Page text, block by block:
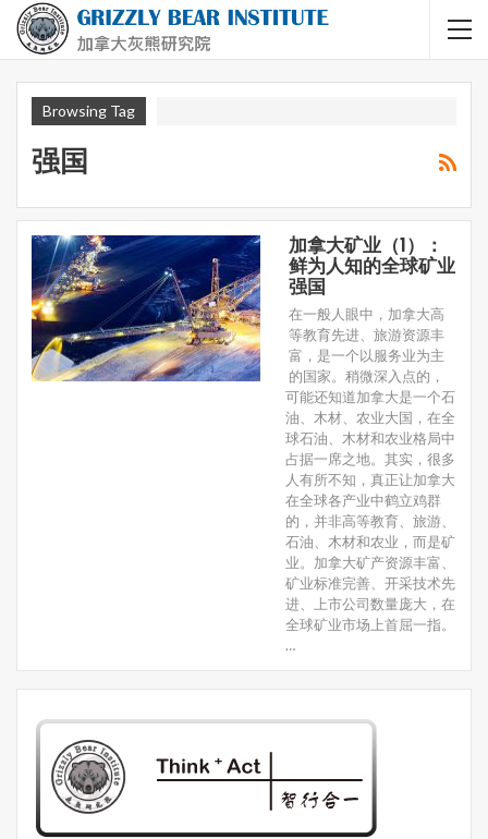
Browsing Tag
强国
加拿大矿业（1）：
鲜为人知的全球矿业
强国
在一般人眼中，加拿大高
等教育先进、旅游资源丰
富，是一个以服务业为主
的国家。稍微深入点的，
可能还知道加拿大是一个石
油、木材、农业大国，在全
球石油、木材和农业格局中
占据一席之地。其实，很多
人有所不知，真正让加拿大
在全球各产业中鹤立鸡群
的，并非高等教育、旅游、
石油、木材和农业，而是矿
业。加拿大矿产资源丰富、
矿业标准完善、开采技术先
进、上市公司数量庞大，在
全球矿业市场上首屈一指。
…